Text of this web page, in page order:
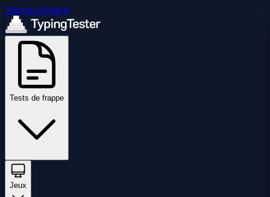
Skip to content
Tests de frappe
Jeux